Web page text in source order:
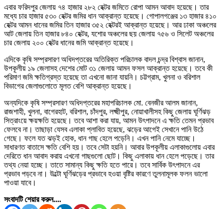
এবার ফরিদপুর জেলায় ৭৪ হাজার ২৮২ হেক্টর জমিতে রোপা আমন আবাদ হয়েছে। তার
মধ্যে চার হাজার ৫৩০ হেক্টর জমির ধান আক্রান্ত হয়েছে। গোপালগঞ্জের ১৩ হাজার ৪১০
হেক্টর আমন ধানের জমির তিন হাজার ৩৫২ হেক্টরই আক্রান্ত হয়েছে। আর ঢাকা অঞ্চলের
আট জেলায় তিন হাজার ৮৪০ হেক্টর, যশোর অঞ্চলের ছয় জেলায় ৭৫৬ ও সিলেট অঞ্চলের
চার জেলায় ২০০ হেক্টর ধানের জমি আক্রান্ত হয়েছে।
এদিকে কৃষি সম্প্রসারণ অধিদপ্তরের অতিরিক্ত পরিচালক বাদল চন্দ্র বিশ্বাস জানান,
উপকূলীয় ১৯ জেলাসহ দেশের মোট ৩১ জেলায় আমন ফসল আক্রান্ত হয়েছে। তবে কী
পরিমাণ জমি ক্ষতিগ্রস্ত হয়েছে তা এখনো জানা যায়নি। চট্টগ্রাম, খুলনা ও বরিশাল
বিভাগের জেলাগুলোতে মূলত বেশি আক্রান্ত হয়েছে।
অন্যদিকে কৃষি সম্প্রসারণ অধিদপ্তরের মহাপরিচালক মো. বেনজীর আলম জানান,
রাজশাহী, খুলনা, বাগেরহাট, বরিশাল, চাঁদপুর, লক্ষ্মীপুর, নোয়াখালীসহ কিছু জেলায় ঘূর্ণিঝড়
সিত্রাংয়ে ক্ষয়ক্ষতি হয়েছে। তবে আশা করা যায়, আমন উৎপাদনে এ ক্ষতি তেমন প্রভাব
ফেলবে না। তাছাড়া যেসব এলাকা প্লাবিত হয়েছে, ঝড়ের আগেই সেখানে পানি উঠে
গেছে। ফলে যত ঝড়ই হোক, ধান গাছ হেলে পড়েনি। এখন পানি নেমে যাচ্ছে।
সাধারণত বাতাসে ক্ষতি বেশি হয়। তবে সেটা হয়নি। আবার উপকূলীয় এলাকাগুলোয় এবার
দেরিতে ধান আবাদ করায় এখনো গাছগুলো ছোট। কিছু এলাকায় ধান হেলে পড়েছে। তার
তথ্য নেয়া হচ্ছে। তাতে সামান্য কিছু ক্ষতি হতে পারে। তবে সার্বিক উৎপাদনে এর
প্রভাব পড়বে না। উল্টো ঘূর্ণিঝড়ের প্রভাবে হওয়া বৃষ্টির কারণে তুলনামূলক ফলন ভালো
পাওয়া যাবে।
সংবাদটি শেয়ার করুন....